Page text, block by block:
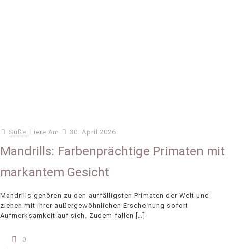
Süße Tiere Am 30. April 2026
Mandrills: Farbenprächtige Primaten mit
markantem Gesicht
Mandrills gehören zu den auffälligsten Primaten der Welt und
ziehen mit ihrer außergewöhnlichen Erscheinung sofort
Aufmerksamkeit auf sich. Zudem fallen
[…]
0